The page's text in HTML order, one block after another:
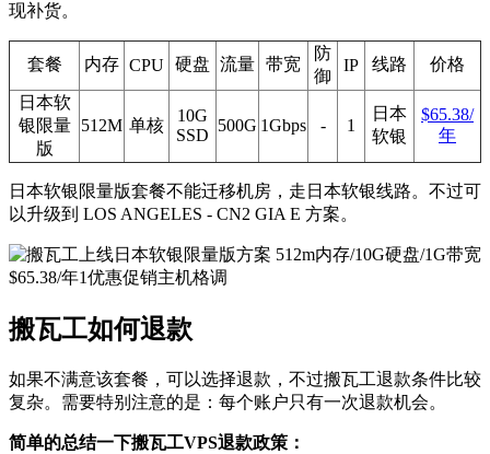
现补货。
套餐 内存 CPU 硬盘 流量 带宽
防
御
IP 线路 价格
日本软
银限量
版
512M 单核
10G
SSD
500G 1Gbps - 1
日本
软银
$65.38/
年
日本软银限量版套餐不能迁移机房，走日本软银线路。不过可
以升级到 LOS ANGELES - CN2 GIA E 方案。
搬瓦工如何退款
如果不满意该套餐，可以选择退款，不过搬瓦工退款条件比较
复杂。需要特别注意的是：每个账户只有一次退款机会。
简单的总结一下搬瓦工VPS退款政策：